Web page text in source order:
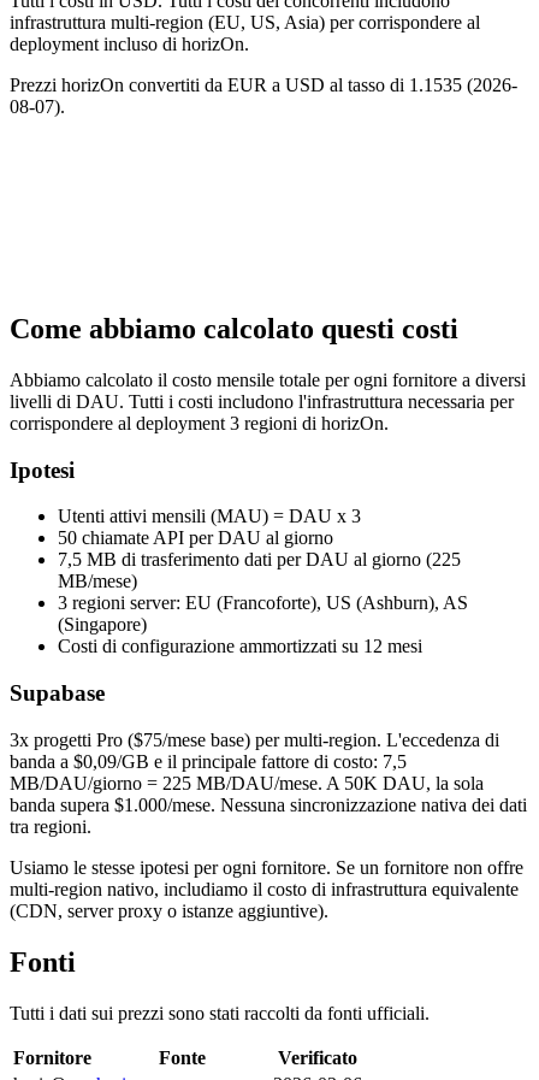
infrastruttura multi-region (EU, US, Asia) per corrispondere al
deployment incluso di horizOn.
Prezzi horizOn convertiti da EUR a USD al tasso di 1.1535 (2026-
08-07).
Come abbiamo calcolato questi costi
Abbiamo calcolato il costo mensile totale per ogni fornitore a diversi
livelli di DAU. Tutti i costi includono l'infrastruttura necessaria per
corrispondere al deployment 3 regioni di horizOn.
Ipotesi
Utenti attivi mensili (MAU) = DAU x 3
50 chiamate API per DAU al giorno
7,5 MB di trasferimento dati per DAU al giorno (225
MB/mese)
3 regioni server: EU (Francoforte), US (Ashburn), AS
(Singapore)
Costi di configurazione ammortizzati su 12 mesi
Supabase
3x progetti Pro ($75/mese base) per multi-region. L'eccedenza di
banda a $0,09/GB e il principale fattore di costo: 7,5
MB/DAU/giorno = 225 MB/DAU/mese. A 50K DAU, la sola
banda supera $1.000/mese. Nessuna sincronizzazione nativa dei dati
tra regioni.
Usiamo le stesse ipotesi per ogni fornitore. Se un fornitore non offre
multi-region nativo, includiamo il costo di infrastruttura equivalente
(CDN, server proxy o istanze aggiuntive).
Fonti
Tutti i dati sui prezzi sono stati raccolti da fonti ufficiali.
Fornitore Fonte
Verificato